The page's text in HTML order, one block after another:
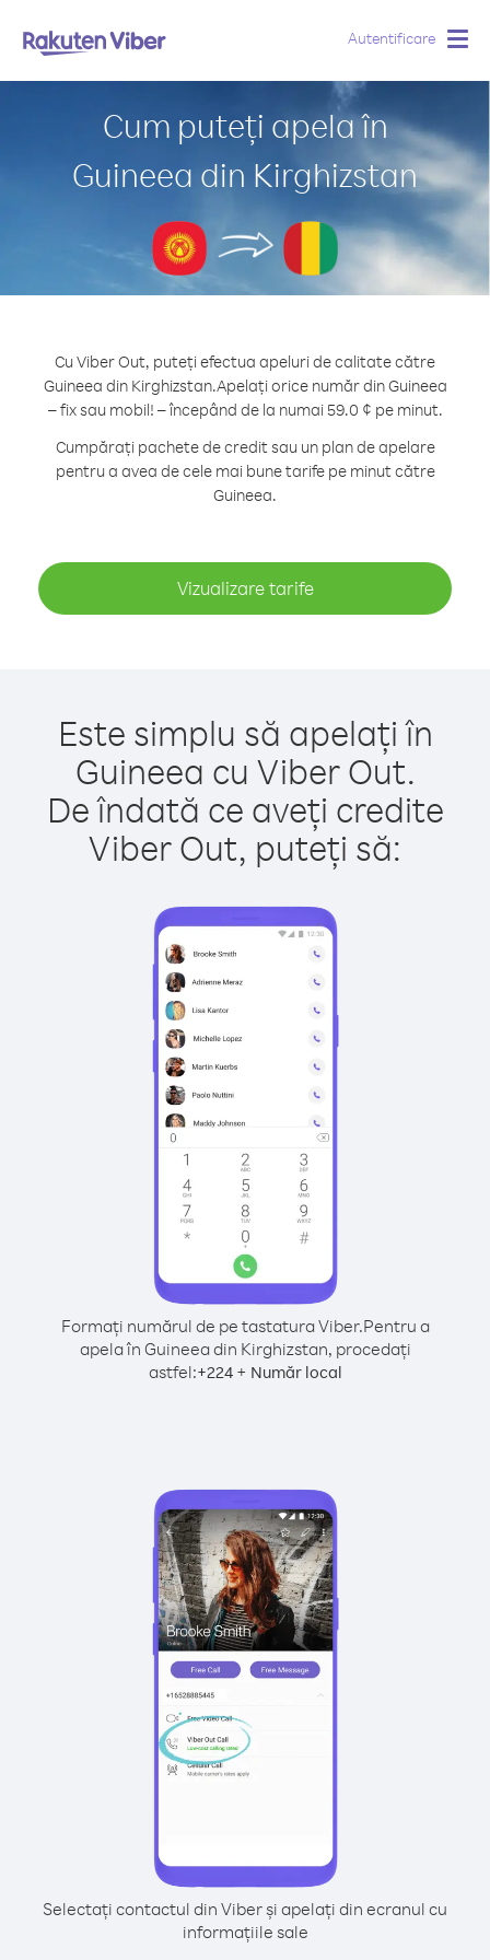
Autentificare
Cum puteți apela în
Guineea din Kirghizstan
Cu Viber Out, puteți efectua apeluri de calitate către
Guineea din Kirghizstan.Apelați orice număr din Guineea
– fix sau mobil! – începând de la numai 59.0 ¢ pe minut.
Cumpărați pachete de credit sau un plan de apelare
pentru a avea de cele mai bune tarife pe minut către
Guineea.
Vizualizare tarife
Este simplu să apelați în
Guineea cu Viber Out.
De îndată ce aveți credite
Viber Out, puteți să:
Formați numărul de pe tastatura Viber.Pentru a
apela în Guineea din Kirghizstan, procedați
astfel:+224+ Număr local
Selectați contactul din Viber și apelați din ecranul cu
informațiile sale